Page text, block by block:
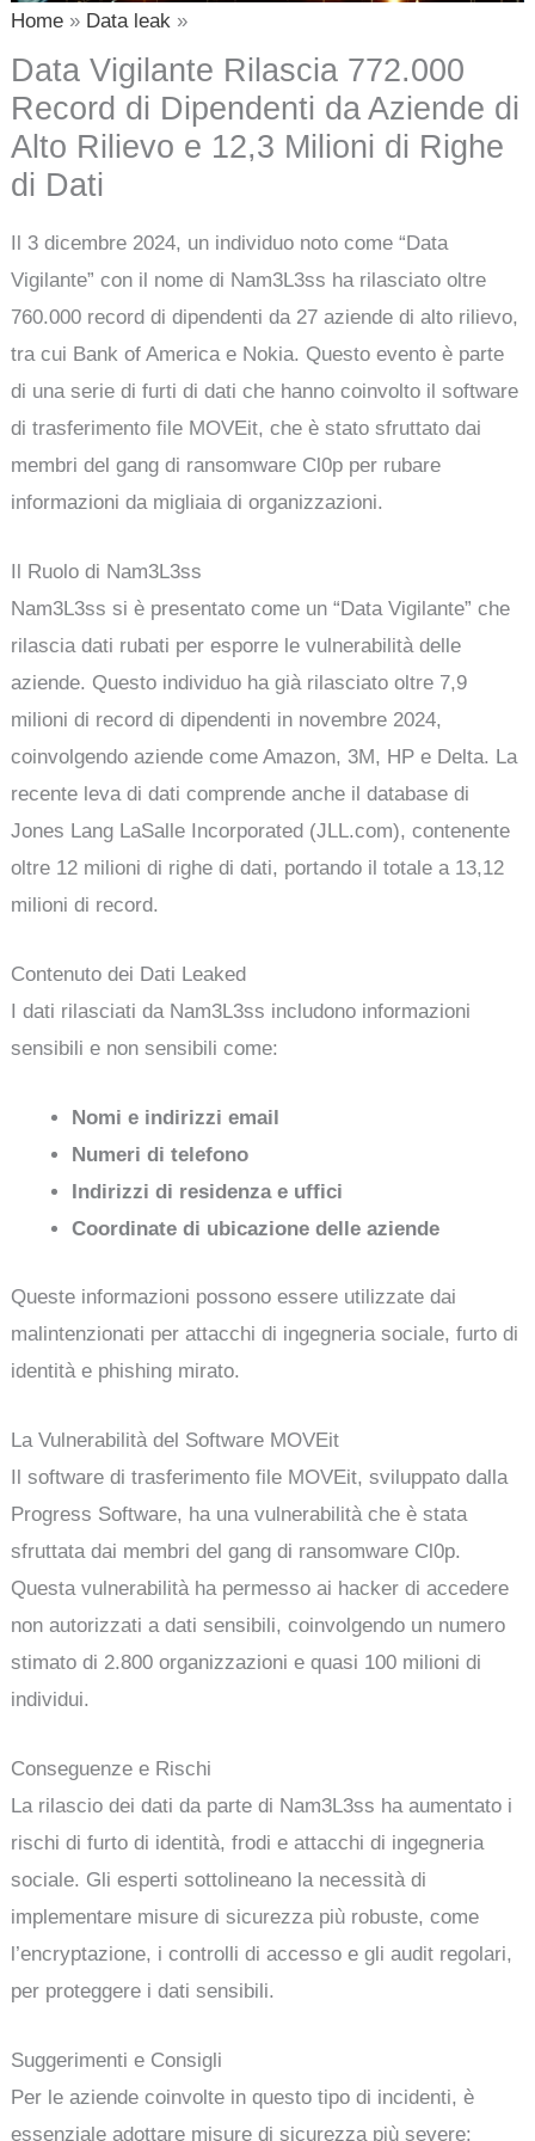
Home Data leak
Data Vigilante Rilascia 772.000
Record di Dipendenti da Aziende di
Alto Rilievo e 12,3 Milioni di Righe
di Dati
Il 3 dicembre 2024, un individuo noto come “Data
Vigilante” con il nome di Nam3L3ss ha rilasciato oltre
760.000 record di dipendenti da 27 aziende di alto rilievo,
tra cui Bank of America e Nokia. Questo evento è parte
di una serie di furti di dati che hanno coinvolto il software
di trasferimento file MOVEit, che è stato sfruttato dai
membri del gang di ransomware Cl0p per rubare
informazioni da migliaia di organizzazioni.
Il Ruolo di Nam3L3ss
Nam3L3ss si è presentato come un “Data Vigilante” che
rilascia dati rubati per esporre le vulnerabilità delle
aziende. Questo individuo ha già rilasciato oltre 7,9
milioni di record di dipendenti in novembre 2024,
coinvolgendo aziende come Amazon, 3M, HP e Delta. La
recente leva di dati comprende anche il database di
Jones Lang LaSalle Incorporated (JLL.com), contenente
oltre 12 milioni di righe di dati, portando il totale a 13,12
milioni di record.
Contenuto dei Dati Leaked
I dati rilasciati da Nam3L3ss includono informazioni
sensibili e non sensibili come:
Nomi e indirizzi email
Numeri di telefono
Indirizzi di residenza e uffici
Coordinate di ubicazione delle aziende
Queste informazioni possono essere utilizzate dai
malintenzionati per attacchi di ingegneria sociale, furto di
identità e phishing mirato.
La Vulnerabilità del Software MOVEit
Il software di trasferimento file MOVEit, sviluppato dalla
Progress Software, ha una vulnerabilità che è stata
sfruttata dai membri del gang di ransomware Cl0p.
Questa vulnerabilità ha permesso ai hacker di accedere
non autorizzati a dati sensibili, coinvolgendo un numero
stimato di 2.800 organizzazioni e quasi 100 milioni di
individui.
Conseguenze e Rischi
La rilascio dei dati da parte di Nam3L3ss ha aumentato i
rischi di furto di identità, frodi e attacchi di ingegneria
sociale. Gli esperti sottolineano la necessità di
implementare misure di sicurezza più robuste, come
l’encryptazione, i controlli di accesso e gli audit regolari,
per proteggere i dati sensibili.
Suggerimenti e Consigli
Per le aziende coinvolte in questo tipo di incidenti, è
essenziale adottare misure di sicurezza più severe: